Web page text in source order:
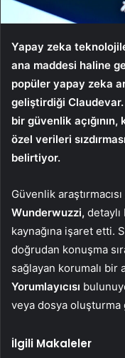
Yapay zeka
ana maddesi haline
popüler yapay zeka
geliştirdiği Claudevar.
bir güvenlik
özel verileri
belirtiyor.
Güvenlik araştırmacısı
Wunderwuzzi,
kaynağına işaret etti.
doğrudan konuşma
sağlayan korumalı bir
Yorumlayıcısı
veya dosya oluşturma
İlgili Makaleler